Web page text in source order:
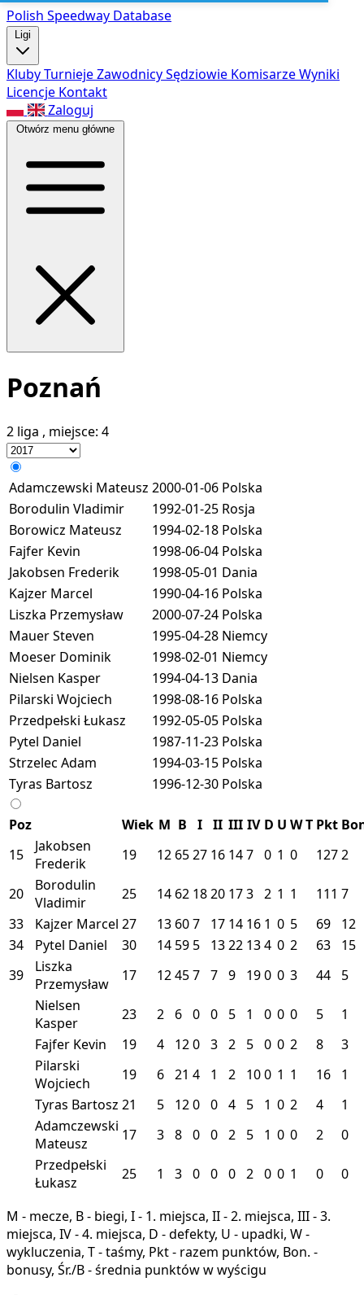
Polish Speedway Database
Ligi
KlubyTurniejeZawodnicySędziowie KomisarzeWyniki
Licencje Kontakt
Zaloguj
Otwórz menu główne
Poznań
2 liga , miejsce: 4
Adamczewski Mateusz 2000-01-06 Polska
Borodulin Vladimir
1992-01-25 Rosja
Borowicz Mateusz
1994-02-18 Polska
Fajfer Kevin
1998-06-04 Polska
Jakobsen Frederik
1998-05-01 Dania
Kajzer Marcel
1990-04-16 Polska
Liszka Przemysław
2000-07-24 Polska
Mauer Steven
1995-04-28 Niemcy
Moeser Dominik
1998-02-01 Niemcy
Nielsen Kasper
1994-04-13 Dania
Pilarski Wojciech
1998-08-16 Polska
Przedpełski Łukasz
1992-05-05 Polska
Pytel Daniel
1987-11-23 Polska
Strzelec Adam
1994-03-15 Polska
Tyras Bartosz
1996-12-30 Polska
Poz Wiek M B I II III IV D U WT Pkt
15
Jakobsen
Frederik
19 12 6527 16 147 0 1 0 1272
20
Borodulin
Vladimir
25 14 62 1820 173 2 1 1 111 7
33
Kajzer Marcel 27 13 607 17 14 16 1 0 5 69
12
34
Pytel Daniel 30 14 59 5 1322 134 0 2 63
15
39
Liszka
Przemysław
17 12457 7 9 190 0 3 44
5
Nielsen
Kasper
23 2 6 0 0 5 1 0 0 0 5
1
Fajfer Kevin
19 4 120 3 2 5 0 0 2 8
3
Pilarski
Wojciech
19 6 21 4 1 2 100 1 1 16
1
Tyras Bartosz 21 5 120 0 4 5 1 0 2 4
1
Adamczewski
Mateusz
17 3 8 0 0 2 5 1 0 0 2
0
Przedpełski
Łukasz
25 1 3 0 0 0 2 0 0 1 0 0
M - mecze, B - biegi, I - 1. miejsca, II - 2. miejsca, III - 3.
miejsca, IV - 4. miejsca, D - defekty, U - upadki, W -
wykluczenia, T - taśmy, Pkt - razem punktów, Bon. -
bonusy, Śr./B - średnia punktów w wyścigu